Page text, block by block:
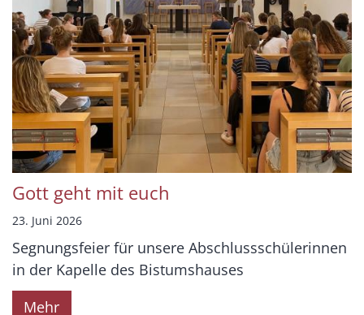
Gott geht mit euch
23. Juni 2026
Segnungsfeier für unsere Abschlussschülerinnen
in der Kapelle des Bistumshauses
Mehr